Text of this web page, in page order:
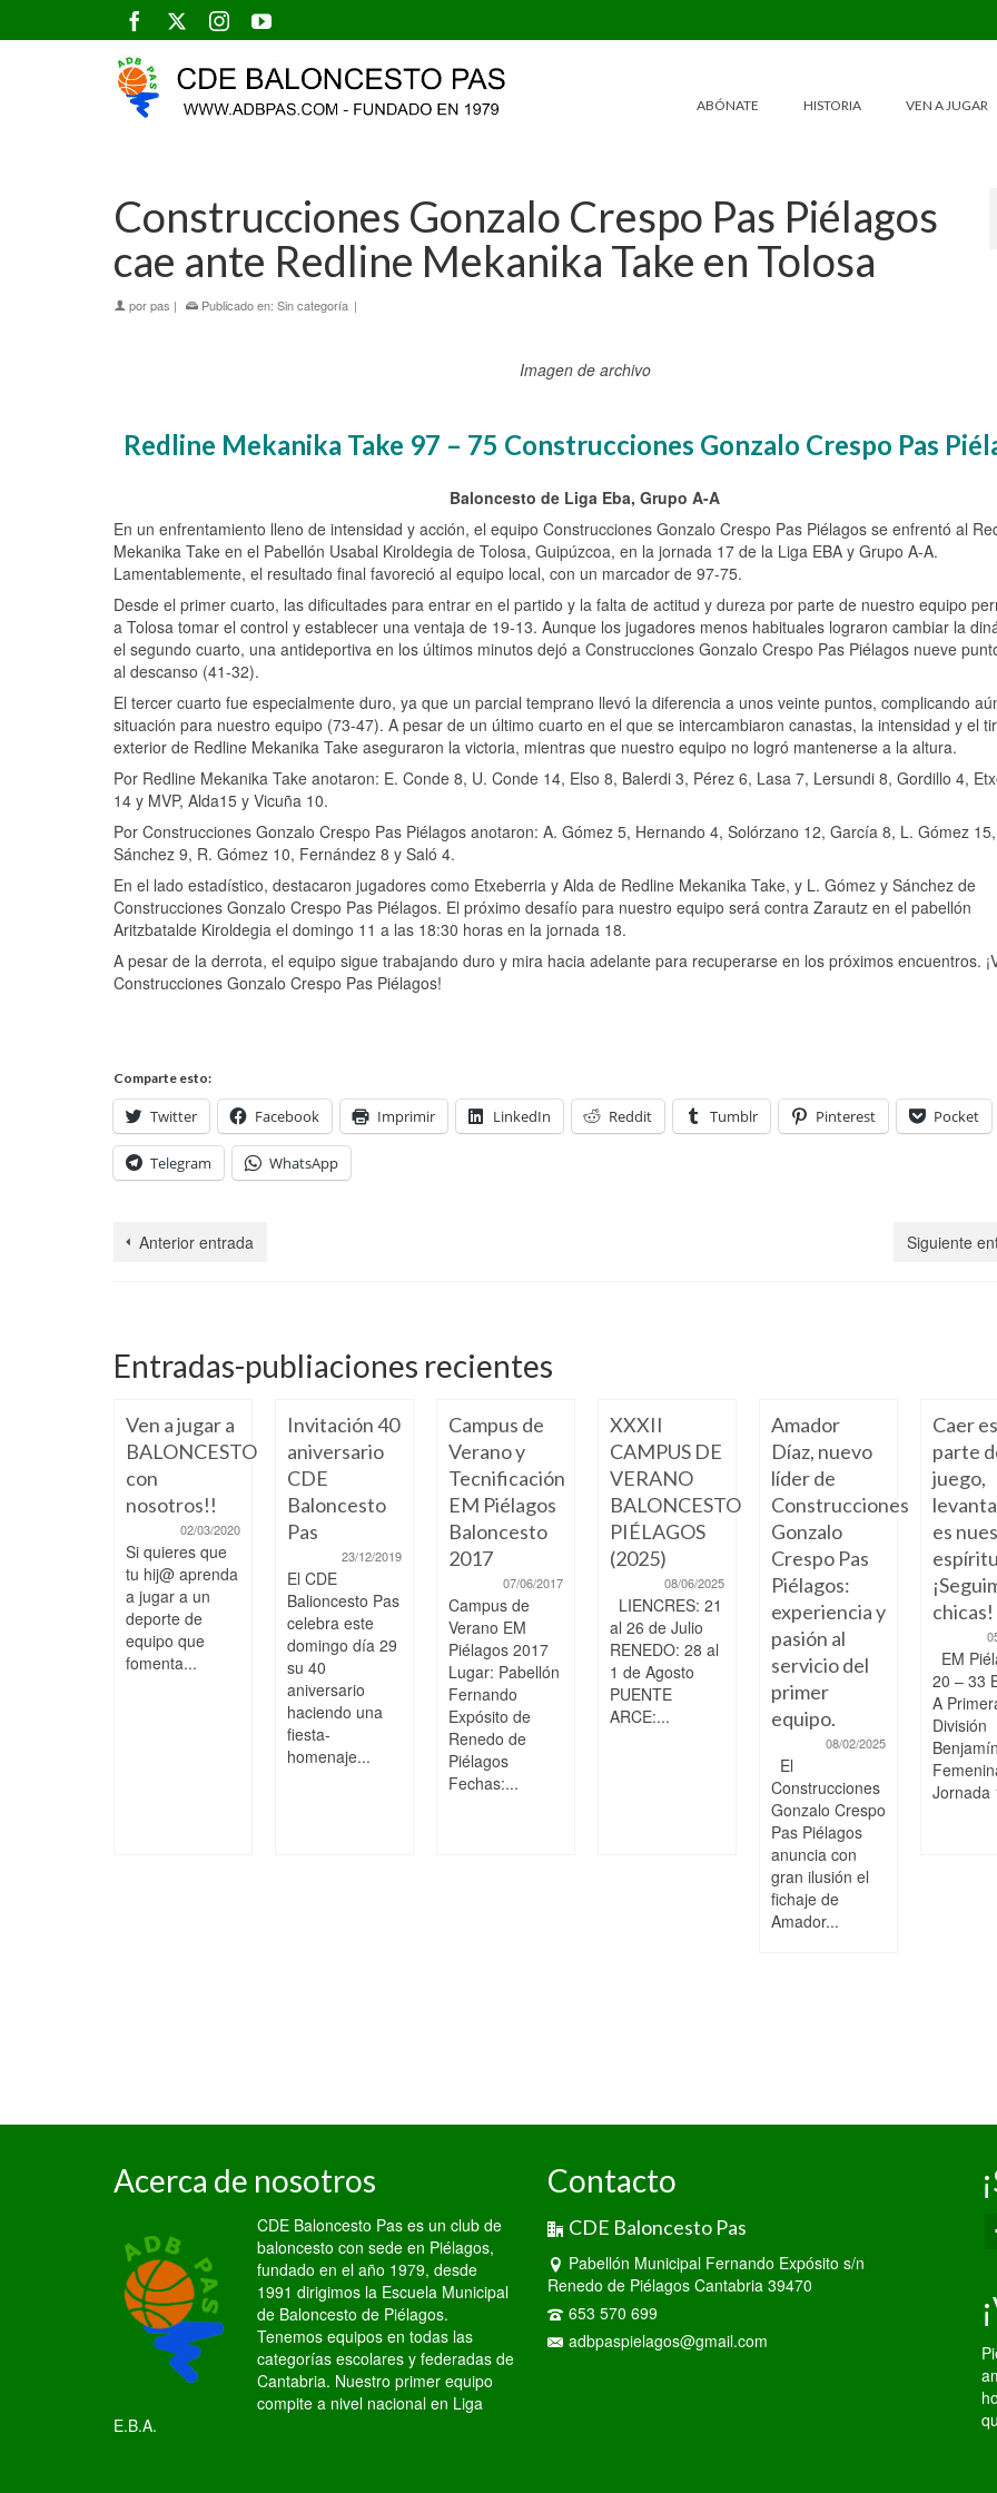
ABÓNATE HISTORIA VEN A JUGAR
Construcciones Gonzalo Crespo Pas Piélagos
cae ante Redline Mekanika Take en Tolosa
porpas | Publicado en: Sin categoría |
Imagen de archivo
Redline Mekanika Take 97 – 75 Construcciones Gonzalo Crespo Pas
Baloncesto de Liga Eba, Grupo A-A
En un enfrentamiento lleno de intensidad y acción, el equipo Construcciones Gonzalo Crespo Pas Piélagos se enfrentó al
Mekanika Take en el Pabellón Usabal Kiroldegia de Tolosa, Guipúzcoa, en la jornada 17 de la Liga EBA y Grupo A-A.
Lamentablemente, el resultado final favoreció al equipo local, con un marcador de 97-75.
Desde el primer cuarto, las dificultades para entrar en el partido y la falta de actitud y dureza por parte de nuestro equipo
a Tolosa tomar el control y establecer una ventaja de 19-13. Aunque los jugadores menos habituales lograron cambiar la
el segundo cuarto, una antideportiva en los últimos minutos dejó a Construcciones Gonzalo Crespo Pas Piélagos nueve
al descanso (41-32).
El tercer cuarto fue especialmente duro, ya que un parcial temprano llevó la diferencia a unos veinte puntos, complicando
situación para nuestro equipo (73-47). A pesar de un último cuarto en el que se intercambiaron canastas, la intensidad y el
exterior de Redline Mekanika Take aseguraron la victoria, mientras que nuestro equipo no logró mantenerse a la altura.
Por Redline Mekanika Take anotaron: E. Conde 8, U. Conde 14, Elso 8, Balerdi 3, Pérez 6, Lasa 7, Lersundi 8, Gordillo 4,
14 y MVP, Alda15 y Vicuña 10.
Por Construcciones Gonzalo Crespo Pas Piélagos anotaron: A. Gómez 5, Hernando 4, Solórzano 12, García 8, L. Gómez 15,
Sánchez 9, R. Gómez 10, Fernández 8 y Saló 4.
En el lado estadístico, destacaron jugadores como Etxeberria y Alda de Redline Mekanika Take, y L. Gómez y Sánchez de
Construcciones Gonzalo Crespo Pas Piélagos. El próximo desafío para nuestro equipo será contra Zarautz en el pabellón
Aritzbatalde Kiroldegia el domingo 11 a las 18:30 horas en la jornada 18.
A pesar de la derrota, el equipo sigue trabajando duro y mira hacia adelante para recuperarse en los próximos encuentros.
Construcciones Gonzalo Crespo Pas Piélagos!
Comparte esto:
Twitter Facebook Imprimir LinkedIn Reddit Tumblr Pinterest Pocket
Telegram WhatsApp
Anterior entrada Siguiente
Entradas-publiaciones recientes
Ven a jugar a
BALONCESTO
con
nosotros!!
02/03/2020
Si quieres que
tu hij@ aprenda
a jugar a un
deporte de
equipo que
fomenta...
Invitación 40
aniversario
CDE
Baloncesto
Pas
23/12/2019
El CDE
Balioncesto Pas
celebra este
domingo día 29
su 40
aniversario
haciendo una
fiesta-
homenaje...
Campus de
Verano y
Tecnificación
EM Piélagos
Baloncesto
2017
07/06/2017
Campus de
Verano EM
Piélagos 2017
Lugar: Pabellón
Fernando
Expósito de
Renedo de
Piélagos
Fechas:...
XXXII
CAMPUS DE
VERANO
BALONCESTO
PIÉLAGOS
(2025)
08/06/2025
LIENCRES: 21
al 26 de Julio
RENEDO: 28 al
1 de Agosto
PUENTE
ARCE:...
Amador
Díaz, nuevo
líder de
Construcciones
Gonzalo
Crespo Pas
Piélagos:
experiencia y
pasión al
servicio del
primer
equipo.
08/02/2025
El
Construcciones
Gonzalo Crespo
Pas Piélagos
anuncia con
gran ilusión el
fichaje de
Amador...
Caer es
parte
juego,
es
chicas!
EM
20 – 33
A
División
Benjamín
Jornada
Acerca de nosotros
CDE Baloncesto Pas es un club de
baloncesto con sede en Piélagos,
fundado en el año 1979, desde
1991 dirigimos la Escuela Municipal
de Baloncesto de Piélagos.
Tenemos equipos en todas las
categorías escolares y federadas de
Cantabria. Nuestro primer equipo
compite a nivel nacional en Liga
E.B.A.
Contacto
CDE Baloncesto Pas
Pabellón Municipal Fernando Expósito s/n
Renedo de Piélagos Cantabria 39470
653 570 699
adbpaspielagos@gmail.com